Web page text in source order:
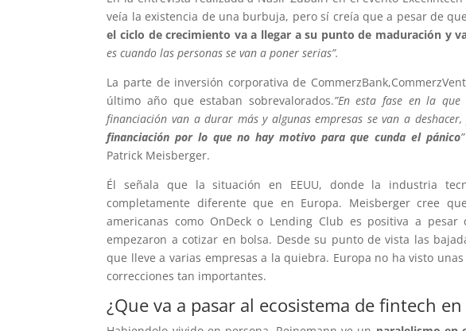
veía la existencia de una burbuja, pero sí creía que a pesar de
el ciclo de crecimiento va a llegar a su punto de maduración y
es cuando las personas se van a poner serias”.
La parte de inversión corporativa de
último año que estaban sobrevalorados.”En esta fase en la
financiación van a durar más y algunas empresas se van a deshacer,
financiación por lo que no hay motivo para que cunda el pánico”
Patrick Meisberger.
Él señala que la situación en EEUU, donde la industria
completamente diferente que en Europa. Meisberger cree
americanas como OnDeck o Lending Club es positiva a
empezaron a cotizar en bolsa. Desde su punto de vista las
que lleve a varias empresas a la quiebra. Europa no ha visto
correcciones tan importantes.
¿Que va a pasar al ecosistema de fintech en